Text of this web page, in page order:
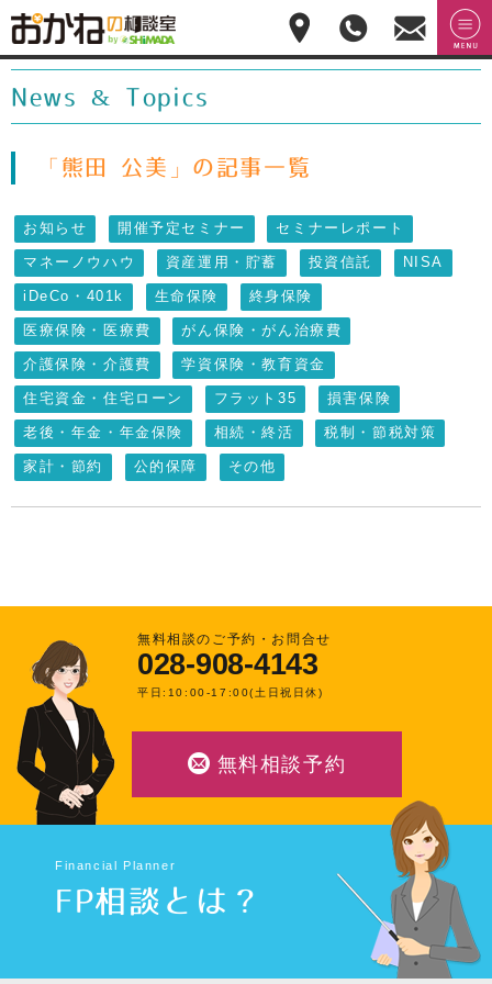
おかねの相談室 by
嶋田商事
お問合
平
日:10:00-
17:00(土
menu
News & Topics
「熊田 公美」の記事一覧
お知らせ 開催予定セミナー セミナーレポート
マネーノウハウ 資産運用・貯蓄 投資信託 NISA
iDeCo・401k 生命保険 終身保険
医療保険・医療費 がん保険・がん治療費
介護保険・介護費 学資保険・教育資金
住宅資金・住宅ローン フラット35 損害保険
老後・年金・年金保険 相続・終活 税制・節税対策
家計・節約 公的保障 その他
無料相談のご予約・お問合せ
028-908-4143
平日:10:00-17:00(土日祝日休)
無料相談予約
Financial Planner
FP相談とは？